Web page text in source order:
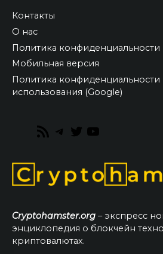
Контакты
О нас
Политика конфиденциальности
Мобильная версия
Политика конфиденциальности
использования (Google)
RSS
Telegram
Twitter
Cryptohamster.org – экспресс
энциклопедия о блокчейн
криптовалютах.